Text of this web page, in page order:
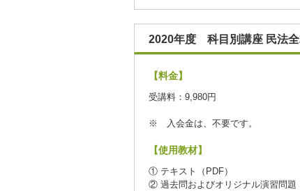
2020年度 科目別講座 民法全
【料金】
受講料：9,980円
※ 入会金は、不要です。
【使用教材】
① テキスト（PDF）
② 過去問およびオリジナル演習問題